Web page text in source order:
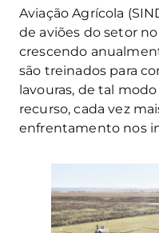
Aviação Agrícola
de aviões do setor
crescendo
são treinados para
lavouras, de tal
recurso, cada vez
enfrentamento nos